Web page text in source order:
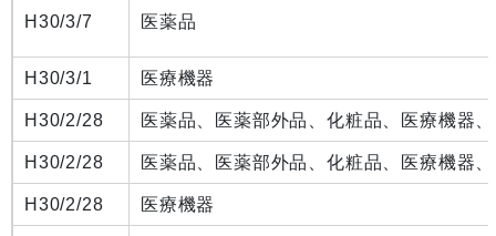
H30/3/7 医薬品
H30/3/1 医療機器
H30/2/28 医薬品、医薬部外品、化粧品、医療機器
H30/2/28 医薬品、医薬部外品、化粧品、医療機器
H30/2/28 医療機器